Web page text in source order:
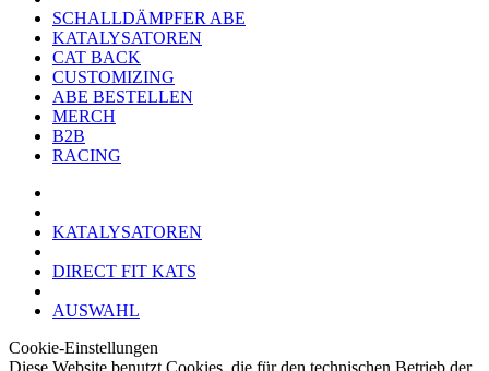
SCHALLDÄMPFER ABE
KATALYSATOREN
CAT BACK
CUSTOMIZING
ABE BESTELLEN
MERCH
B2B
RACING
KATALYSATOREN
DIRECT FIT KATS
AUSWAHL
Cookie-Einstellungen
Diese Website benutzt Cookies, die für den technischen Betrieb der